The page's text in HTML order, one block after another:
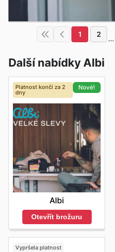
1 2 ...
Další nabídky Albi
Platnost končí za 2
dny
Nové!
Albi
Otevřít brožuru
Vypršela platnost